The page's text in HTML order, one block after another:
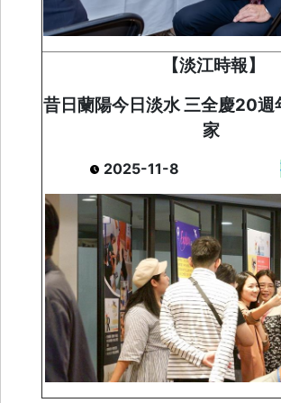
【淡江時報】
昔日蘭陽今日淡水 三全慶20
家
2025-11-8